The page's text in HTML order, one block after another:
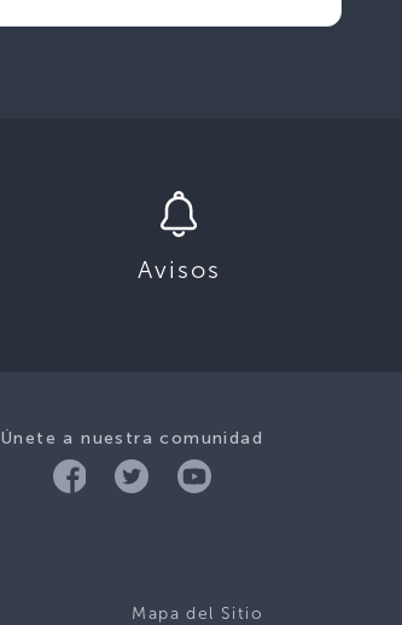
Avisos
Únete a nuestra comunidad
Mapa del Sitio